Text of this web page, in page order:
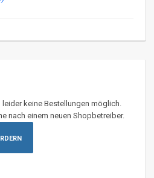
keine Bestellungen möglich.
nach einem neuen Shopbetreiber.